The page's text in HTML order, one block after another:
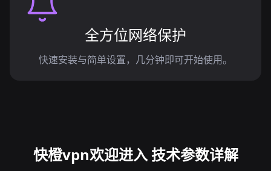
全方位网络保护
快速安装与简单设置，几分钟即可开始使用。
快橙vpn欢迎进入 技术参数详解